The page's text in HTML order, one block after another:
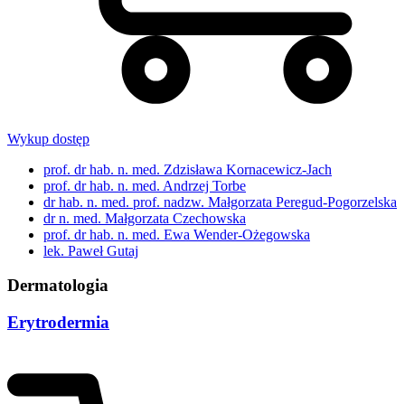
Wykup dostęp
prof. dr hab. n. med. Zdzisława Kornacewicz-Jach
prof. dr hab. n. med. Andrzej Torbe
dr hab. n. med. prof. nadzw. Małgorzata Peregud-Pogorzelska
dr n. med. Małgorzata Czechowska
prof. dr hab. n. med. Ewa Wender-Ożegowska
lek. Paweł Gutaj
Dermatologia
Erytrodermia